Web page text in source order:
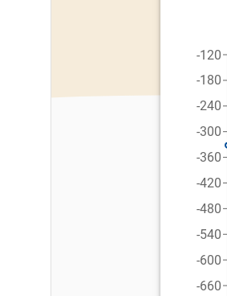
-660
-600
-540
-480
-420
-360
-300
-240
-180
-120